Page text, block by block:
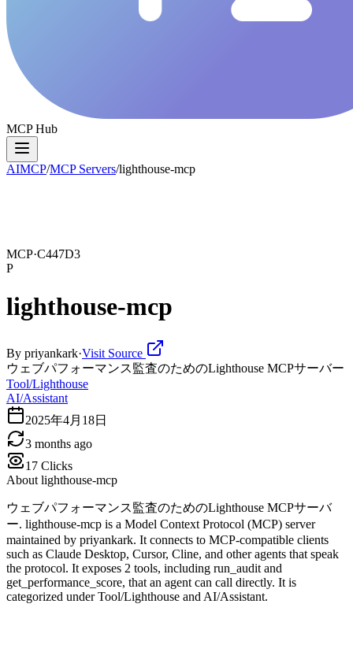
MCP Hub
AIMCP/MCP Servers/lighthouse-mcp
MCP·C447D3
P
lighthouse-mcp
By priyankark·Visit Source
ウェブパフォーマンス監査のためのLighthouse MCPサーバー
Tool/Lighthouse
AI/Assistant
2025年4月18日
3 months ago
17 Clicks
About lighthouse-mcp
ウェブパフォーマンス監査のためのLighthouse MCPサーバ
ー. lighthouse-mcp is a Model Context Protocol (MCP) server
maintained by priyankark. It connects to MCP-compatible clients
such as Claude Desktop, Cursor, Cline, and other agents that speak
the protocol. It exposes 2 tools, including run_audit and
get_performance_score, that an agent can call directly. It is
categorized under Tool/Lighthouse and AI/Assistant.